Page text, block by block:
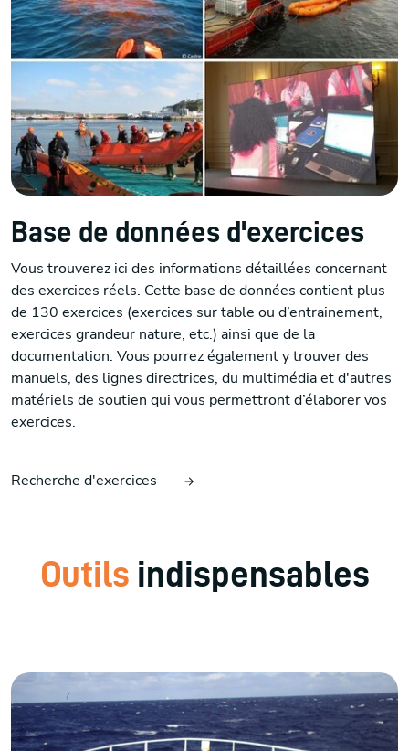
Base de données d'exercices
Vous trouverez ici des informations détaillées concernant
des exercices réels. Cette base de données contient plus
de 130 exercices (exercices sur table ou d’entrainement,
exercices grandeur nature, etc.) ainsi que de la
documentation. Vous pourrez également y trouver des
manuels, des lignes directrices, du multimédia et d'autres
matériels de soutien qui vous permettront d’élaborer vos
exercices.
Recherche d'exercices
Outils indispensables